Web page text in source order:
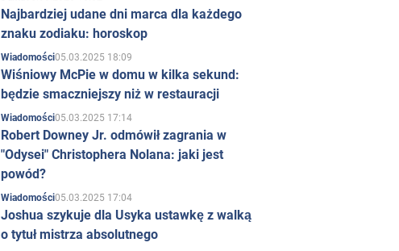
Najbardziej udane dni marca dla każdego
znaku zodiaku: horoskop
Wiadomości05.03.2025 18:09
Wiśniowy McPie w domu w kilka sekund:
będzie smaczniejszy niż w restauracji
Wiadomości05.03.2025 17:14
Robert Downey Jr. odmówił zagrania w
"Odysei" Christophera Nolana: jaki jest
powód?
Wiadomości05.03.2025 17:04
Joshua szykuje dla Usyka ustawkę z walką
o tytuł mistrza absolutnego